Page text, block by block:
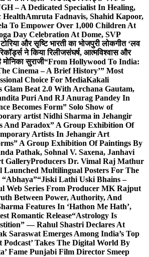
– A Dedicated Specialist In Healing,
HealthAmruta Fadnavis, Shahid Kapoor,
To Empower Over 1,000 Children At
Day Celebration At Dome, SVP
और सृष्टि भारती का भोजपुरी लोकगीत ‘लव
ने किया रिलीजसंघर्ष, आत्मविश्वास और
सुराजी“From Hollywood To India:
Cinema – A Brief History’” Most
Choice For MediaKakali
Glam Beat 2.0 With Archana Gautam,
Puri And RJ Anurag Pandey In
Becomes Form” Solo Show of
artist Nidhi Sharma in Jehangir
And Paradox” A Group Exhibition Of
Artists In Jehangir Art
A Group Exhibition Of Paintings By
Pathak, Sohnal V. Saxena, Janhavi
GalleryProducers Dr. Vimal Raj Mathur
Launched Multilingual Posters For The
“Jiski Lathi Uski Bhains –
Web Series From Producer MK Rajput
Between Power, Authority, And
Features In ‘Hathon Me Hath’,
Romantic Release“Astrology Is
— Rahul Shastri Declares At
Saraswat Emerges Among India’s Top
Podcast’ Takes The Digital World By
Fame Punjabi Film Director Smeep